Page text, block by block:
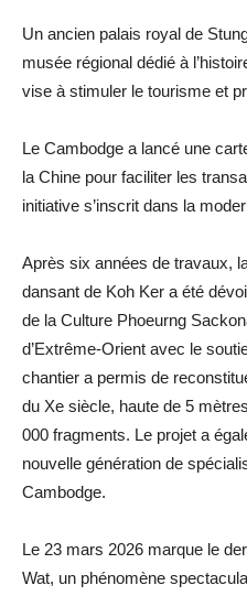
Un ancien palais royal de
musée régional dédié à
vise à stimuler le tourisme et
Le Cambodge a lancé une
la Chine pour faciliter les
initiative s’inscrit dans la
Après six années de travaux,
dansant de Koh Ker a été
de la Culture Phoeurng
d’Extrême-Orient avec le
chantier a permis de
du Xe siècle, haute de 5
000 fragments. Le projet a
nouvelle génération de
Cambodge.
Le 23 mars 2026 marque le
Wat, un phénomène